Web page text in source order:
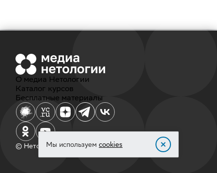
О медиа Нетологии
Каталог курсов
Бесплатные материалы
© Нетология, 2011‐2026
Мы используем cookies